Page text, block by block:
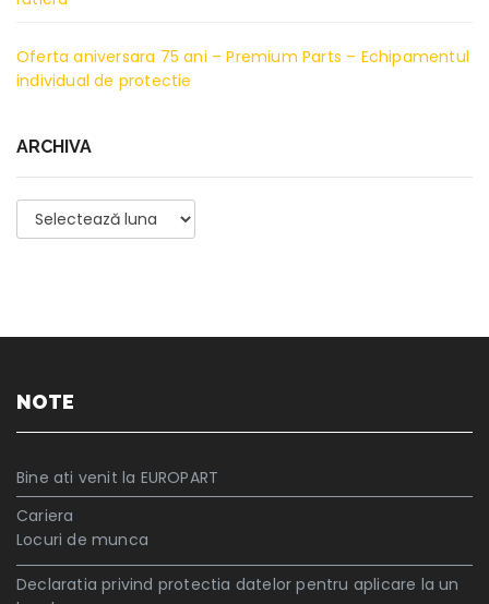
Oferta aniversara 75 ani – Premium Parts – Echipamentul
individual de protectie
ARCHIVA
Archiva
NOTE
Bine ati venit la EUROPART
Cariera
Locuri de munca
Declaratia privind protectia datelor pentru aplicare la un